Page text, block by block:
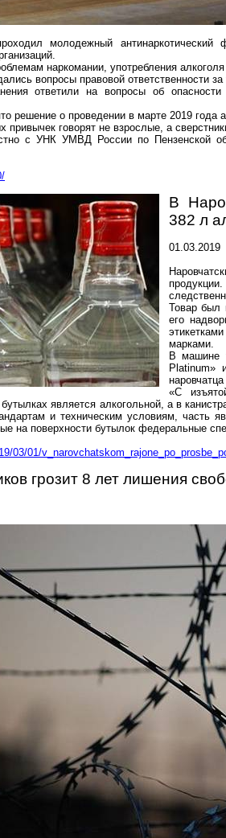
молодежный антинаркотический
наркомании, употребления
вопросы правовой ответственности
ответили на вопросы об
решение о проведении в марте 2019
привычек говорят не взрослые, а
с УНК УМВД России по Пензенской
В
382 л
01.03.2019
Товар был
его
марками.
В машине
Platinum»
наровчатца
«С
является алкогольной, а в
и техническим условиям, часть
на поверхности бутылок федеральные
03/01/
грозит 8 лет лишения